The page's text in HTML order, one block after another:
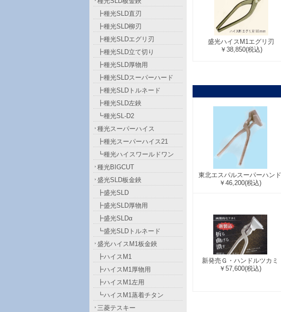
盛光ハイスM1エグリ刃
￥38,850(税込)
東北エスパルスーパーハンド
￥46,200(税込)
新発売Ｇ・ハンドルツカミ
￥57,600(税込)
┣種光SLD直刃
┣種光SLD柳刃
┣種光SLDエグリ刃
┣種光SLD立て切り
┣種光SLD厚物用
┣種光SLDスーパーハード
┣種光SLDトルネード
┣種光SLD左鋏
┗種光SL-D2
種光スーパーハイス
┣種光スーパーハイス21
┗種光ハイスワールドワン
種光BIGCUT
盛光SLD板金鋏
┣盛光SLD
┣盛光SLD厚物用
┣盛光SLDα
┗盛光SLDトルネード
盛光ハイスM1板金鋏
┣ハイスM1
┣ハイスM1厚物用
┣ハイスM1左用
┗ハイスM1蒸着チタン
三菱テスキー